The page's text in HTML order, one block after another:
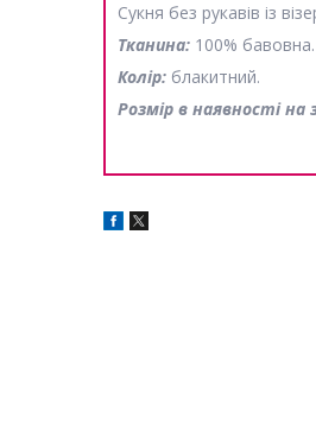
Сукня без рукавів із
Тканина: 100% бавовна.
Колір: блакитний.
Розмір в наявності на